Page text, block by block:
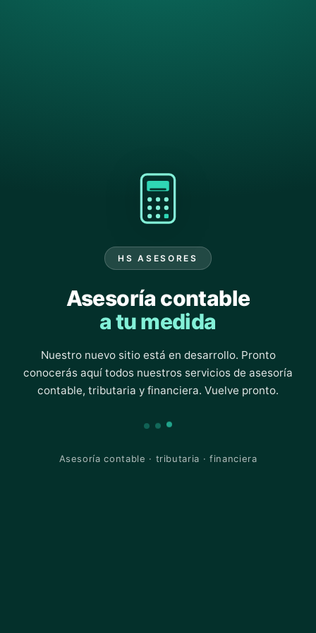
HS ASESORES
Asesoría contable
a tu medida
Nuestro nuevo sitio está en desarrollo. Pronto
conocerás aquí todos nuestros servicios de asesoría
contable, tributaria y financiera. Vuelve pronto.
Asesoría contable · tributaria · financiera